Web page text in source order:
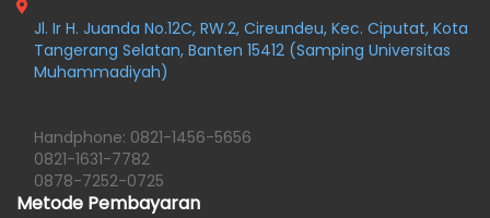
Jl. Ir H. Juanda No.12C, RW.2, Cireundeu, Kec. Ciputat, Kota
Tangerang Selatan, Banten 15412 (Samping Universitas
Muhammadiyah)
Handphone: 0821-1456-5656
0821-1631-7782
0878-7252-0725
Metode Pembayaran